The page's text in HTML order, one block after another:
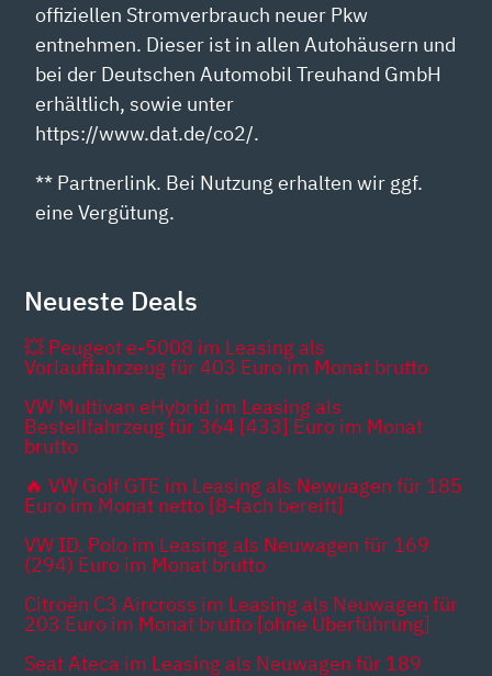
offiziellen Stromverbrauch neuer Pkw
entnehmen. Dieser ist in allen Autohäusern und
bei der Deutschen Automobil Treuhand GmbH
erhältlich, sowie unter
https://www.dat.de/co2/.
** Partnerlink. Bei Nutzung erhalten wir ggf.
eine Vergütung.
Neueste Deals
💥 Peugeot e-5008 im Leasing als
Vorlauffahrzeug für 403 Euro im Monat brutto
VW Multivan eHybrid im Leasing als
Bestellfahrzeug für 364 [433] Euro im Monat
brutto
🔥 VW Golf GTE im Leasing als Newuagen für 185
Euro im Monat netto [8-fach bereift]
VW ID. Polo im Leasing als Neuwagen für 169
(294) Euro im Monat brutto
Citroën C3 Aircross im Leasing als Neuwagen für
203 Euro im Monat brutto [ohne Überführung]
Seat Ateca im Leasing als Neuwagen für 189